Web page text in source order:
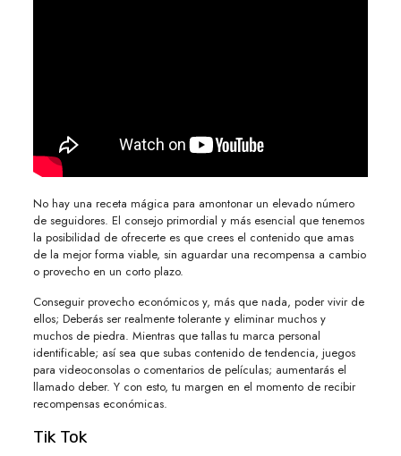
No hay una receta mágica para amontonar un elevado número
de seguidores. El consejo primordial y más esencial que tenemos
la posibilidad de ofrecerte es que crees el contenido que amas
de la mejor forma viable, sin aguardar una recompensa a cambio
o provecho en un corto plazo.
Conseguir provecho económicos y, más que nada, poder vivir de
ellos; Deberás ser realmente tolerante y eliminar muchos y
muchos de piedra. Mientras que tallas tu marca personal
identificable; así sea que subas contenido de tendencia, juegos
para videoconsolas o comentarios de películas; aumentarás el
llamado deber. Y con esto, tu margen en el momento de recibir
recompensas económicas.
Tik Tok